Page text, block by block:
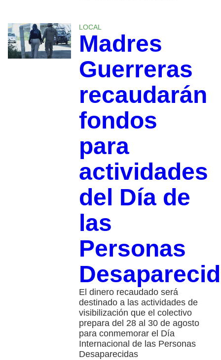
LOCAL
Madres
Guerreras
recaudarán
fondos
para
actividades
del Día de
las
Personas
El dinero recaudado será
destinado a las actividades de
visibilización que el colectivo
prepara del 28 al 30 de agosto
para conmemorar el Día
Internacional de las Personas
Desaparecidas